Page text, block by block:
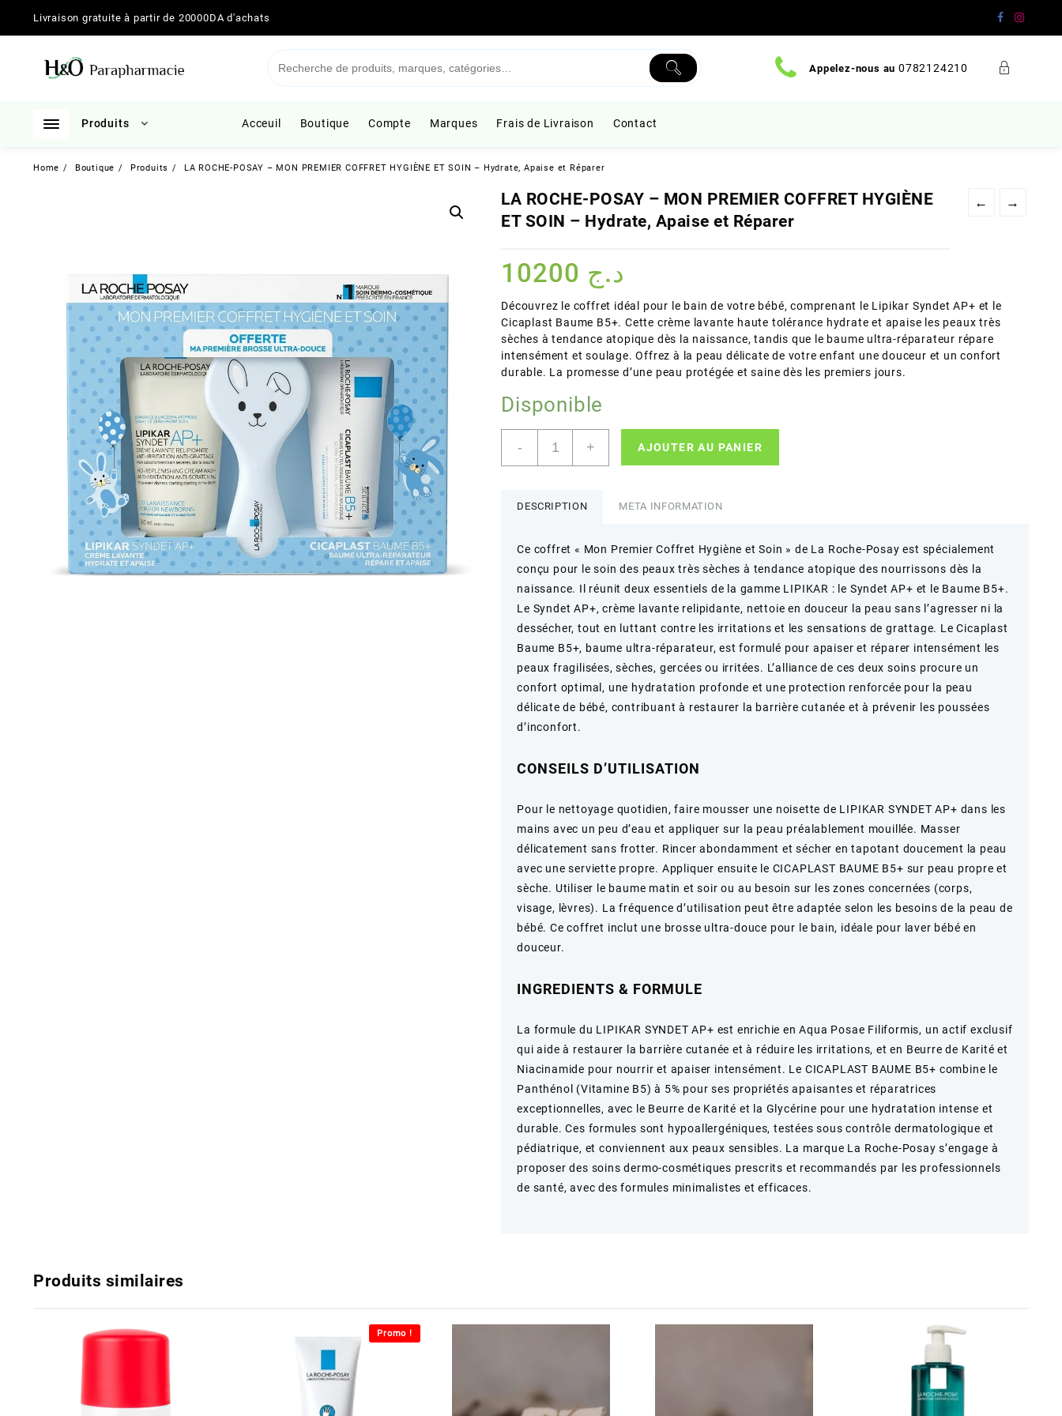
Livraison gratuite à partir de 20000DA d'achats
Appelez-nous au 0782124210
Produits Acceuil Boutique Compte Marques Frais de Livraison Contact
Home Boutique Produits LA ROCHE-POSAY – MON PREMIER COFFRET HYGIÈNE ET SOIN – Hydrate, Apaise et Réparer
← →
LA ROCHE-POSAY – MON PREMIER COFFRET HYGIÈNE
ET SOIN – Hydrate, Apaise et Réparer
د.ج
Découvrez le coffret idéal pour le bain de votre bébé, comprenant le Lipikar Syndet AP+ et le
Cicaplast Baume B5+. Cette crème lavante haute tolérance hydrate et apaise les peaux très
sèches à tendance atopique dès la naissance, tandis que le baume ultra-réparateur répare
intensément et soulage. Offrez à la peau délicate de votre enfant une douceur et un confort
durable. La promesse d’une peau protégée et saine dès les premiers jours.
Disponible
-
LA
POSAY
PREMIER
COFFRET
HYGIÈNE
ET
–
Hydrate,
Apaise
et
Réparer
+ AJOUTER AU PANIER
DESCRIPTION META INFORMATION
Ce coffret « Mon Premier Coffret Hygiène et Soin » de La Roche-Posay est spécialement
conçu pour le soin des peaux très sèches à tendance atopique des nourrissons dès la
naissance. Il réunit deux essentiels de la gamme LIPIKAR : le Syndet AP+ et le Baume B5+.
Le Syndet AP+, crème lavante relipidante, nettoie en douceur la peau sans l’agresser ni la
dessécher, tout en luttant contre les irritations et les sensations de grattage. Le Cicaplast
Baume B5+, baume ultra-réparateur, est formulé pour apaiser et réparer intensément les
peaux fragilisées, sèches, gercées ou irritées. L’alliance de ces deux soins procure un
confort optimal, une hydratation profonde et une protection renforcée pour la peau
délicate de bébé, contribuant à restaurer la barrière cutanée et à prévenir les poussées
d’inconfort.
CONSEILS D’UTILISATION
Pour le nettoyage quotidien, faire mousser une noisette de LIPIKAR SYNDET AP+ dans les
mains avec un peu d’eau et appliquer sur la peau préalablement mouillée. Masser
délicatement sans frotter. Rincer abondamment et sécher en tapotant doucement la peau
avec une serviette propre. Appliquer ensuite le CICAPLAST BAUME B5+ sur peau propre et
sèche. Utiliser le baume matin et soir ou au besoin sur les zones concernées (corps,
visage, lèvres). La fréquence d’utilisation peut être adaptée selon les besoins de la peau de
bébé. Ce coffret inclut une brosse ultra-douce pour le bain, idéale pour laver bébé en
douceur.
INGREDIENTS & FORMULE
La formule du LIPIKAR SYNDET AP+ est enrichie en Aqua Posae Filiformis, un actif exclusif
qui aide à restaurer la barrière cutanée et à réduire les irritations, et en Beurre de Karité et
Niacinamide pour nourrir et apaiser intensément. Le CICAPLAST BAUME B5+ combine le
Panthénol (Vitamine B5) à 5% pour ses propriétés apaisantes et réparatrices
exceptionnelles, avec le Beurre de Karité et la Glycérine pour une hydratation intense et
durable. Ces formules sont hypoallergéniques, testées sous contrôle dermatologique et
pédiatrique, et conviennent aux peaux sensibles. La marque La Roche-Posay s’engage à
proposer des soins dermo-cosmétiques prescrits et recommandés par les professionnels
de santé, avec des formules minimalistes et efficaces.
Produits similaires
Promo !